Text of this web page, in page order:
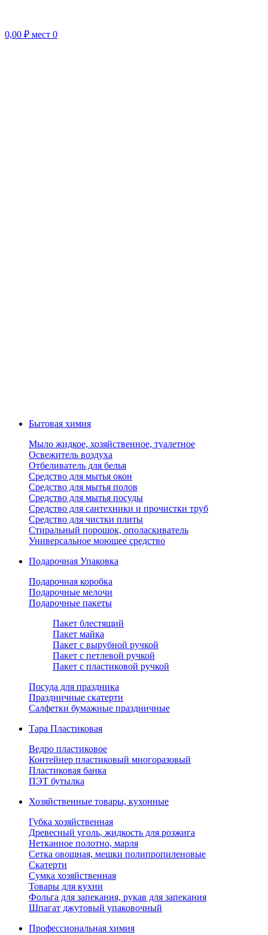
0,00 ₽ мест 0
Бытовая химия
Мыло жидкое, хозяйственное, туалетное
Освежитель воздуха
Отбеливатель для белья
Средство для мытья окон
Средство для мытья полов
Средство для мытья посуды
Средство для сантехники и прочистки труб
Средство для чистки плиты
Стиральный порошок, ополаскиватель
Универсальное моющее средство
Подарочная Упаковка
Подарочная коробка
Подарочные мелочи
Подарочные пакеты
Пакет блестящий
Пакет майка
Пакет с вырубной ручкой
Пакет с петлевой ручкой
Пакет с пластиковой ручкой
Посуда для праздника
Праздничные скатерти
Салфетки бумажные праздничные
Тара Пластиковая
Ведро пластиковое
Контейнер пластиковый многоразовый
Пластиковая банка
ПЭТ бутылка
Хозяйственные товары, кухонные
Губка хозяйственная
Древесный уголь, жидкость для розжига
Нетканное полотно, марля
Сетка овощная, мешки полипропиленовые
Скатерти
Сумка хозяйственная
Товары для кухни
Фольга для запекания, рукав для запекания
Шпагат джутовый упаковочный
Профессиональная химия